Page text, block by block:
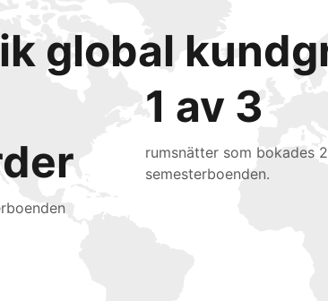
global
1 av 3
rumsnätter som bokades
semesterboenden.